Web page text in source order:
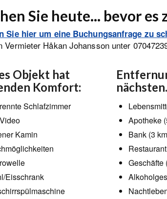
Sie heute... bevor es
Sie hier um eine Buchungsanfrage zu
Vermieter Håkan Johansson unter
Objekt hat
Komfort:
Schlafzimmer
Kamin
Eisschrank
Apotheke
Bank (3
Geschäfte